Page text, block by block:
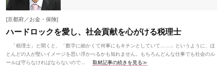
[京都府／お金・保険]
ハードロックを愛し、社会貢献を心がける税理士
「税理士」と聞くと、「数字に細かくて何事にもキチンとしていて……」というように、ほ
とんどの人が堅いイメージを思い浮かべるかも知れません。もちろんどんな仕事でも社会のル
ールは守らなければならないので...
取材記事の続きを見る≫